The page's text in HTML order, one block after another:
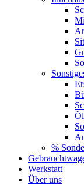
%
Werkstatt
Über uns